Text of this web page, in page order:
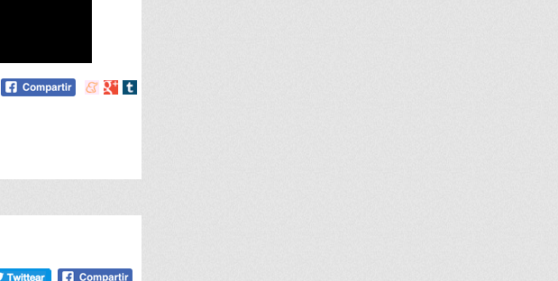
Compartir
Compartir
Compartir